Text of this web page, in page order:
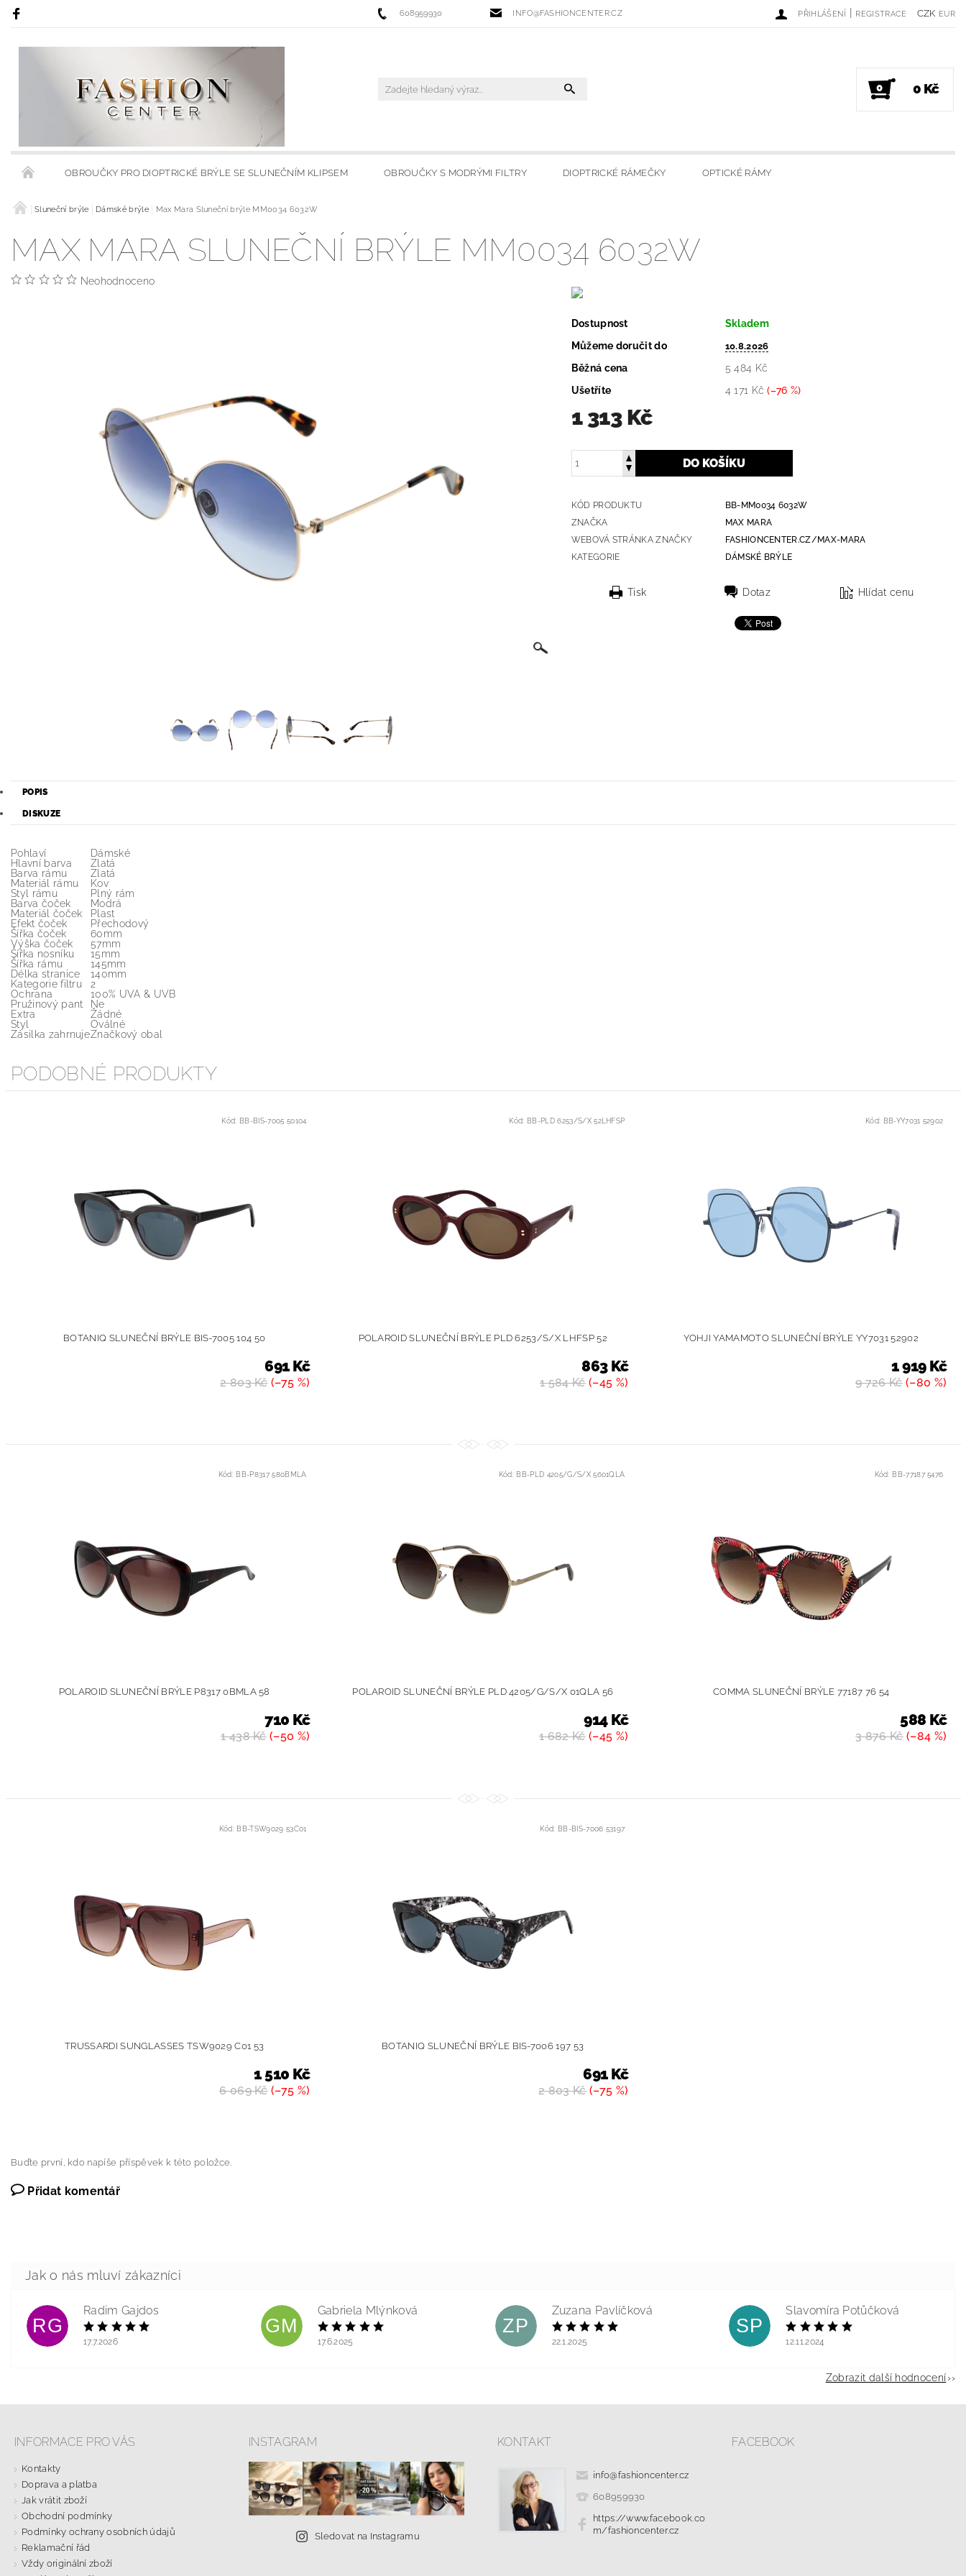
608959930 INFO@FASHIONCENTER.CZ CZK EUR
PŘIHLÁŠENÍ | REGISTRACE
0 0 Kč
OBROUČKY PRO DIOPTRICKÉ BRÝLE SE SLUNEČNÍM KLIPSEM OBROUČKY S MODRÝMI FILTRY DIOPTRICKÉ RÁMEČKY OPTICKÉ RÁMY
RÁMY S KLIPSY NA SLUNEČNÍ BRÝLE RÁMCE S MODRÝMI FILTRY
OBCHODNÍ PODMÍNKY KONTAKTY HODNOCENÍ OBCHODU MOJE OBLÍBENÉ
Sluneční brýle Dámské brýle Max Mara Sluneční brýle MM0034 6032W
MAX MARA SLUNEČNÍ BRÝLE MM0034 6032W
Neohodnoceno
Dostupnost
Skladem
Můžeme doručit do
10.8.2026
Běžná cena
5 484 Kč
Ušetříte
4 171 Kč(–76 %)
1 313 Kč
KÓD PRODUKTU
BB-MM0034 6032W
ZNAČKA
MAX MARA
WEBOVÁ STRÁNKA ZNAČKY
FASHIONCENTER.CZ/MAX-MARA
KATEGORIE
DÁMSKÉ BRÝLE
Tisk Dotaz Hlídat cenu
POPIS
DISKUZE
Pohlaví
Dámské
Hlavní barva
Zlatá
Barva rámu
Zlatá
Materiál rámu
Kov
Styl rámu
Plný rám
Barva čoček
Modrá
Materiál čoček
Plast
Efekt čoček
Přechodový
Šířka čoček
60mm
Výška čoček
57mm
Šířka nosníku
15mm
Šířka rámu
145mm
Délka stranice
140mm
Kategorie filtru
2
Ochrana
100% UVA & UVB
Pružinový pant
Ne
Extra
Žádné
Styl
Oválné
Zásilka zahrnujeZnačkový obal
PODOBNÉ PRODUKTY
Kód: BB-BIS-7005 50104
BOTANIQ SLUNEČNÍ BRÝLE BIS-7005 104 50
2 803 Kč(–75 %)
691 Kč
Kód: BB-PLD 6253/S/X 52LHFSP
POLAROID SLUNEČNÍ BRÝLE PLD 6253/S/X LHFSP 52
1 584 Kč(–45 %)
863 Kč
Kód: BB-YY7031 52902
YOHJI YAMAMOTO SLUNEČNÍ BRÝLE YY7031 52902
9 726 Kč(–80 %)
1 919 Kč
Kód: BB-P8317 580BMLA
POLAROID SLUNEČNÍ BRÝLE P8317 0BMLA 58
1 438 Kč(–50 %)
710 Kč
Kód: BB-PLD 4205/G/S/X 5601QLA
POLAROID SLUNEČNÍ BRÝLE PLD 4205/G/S/X 01QLA 56
1 682 Kč(–45 %)
914 Kč
Kód: BB-77187 5476
COMMA SLUNEČNÍ BRÝLE 77187 76 54
3 876 Kč(–84 %)
588 Kč
Kód: BB-TSW9029 53C01
TRUSSARDI SUNGLASSES TSW9029 C01 53
6 069 Kč(–75 %)
1 510 Kč
Kód: BB-BIS-7006 53197
BOTANIQ SLUNEČNÍ BRÝLE BIS-7006 197 53
2 803 Kč(–75 %)
691 Kč
Buďte první, kdo napíše příspěvek k této položce.
Přidat komentář
RG
Radim Gajdos
17.7.2026
GM
Gabriela Mlýnková
17.6.2025
ZP
Zuzana Pavlíčková
22.1.2025
SP
Slavomíra Potůčková
12.11.2024
Zobrazit další hodnocení
INFORMACE PRO VÁS
Kontakty
Doprava a platba
Jak vrátit zboží
Obchodní podmínky
Podmínky ochrany osobních údajů
Reklamační řád
Vždy originální zboží
INSTAGRAM
Sledovat na Instagramu
KONTAKT
info@fashioncenter.cz
608959930
https://www.facebook.co
m/fashioncenter.cz
FACEBOOK